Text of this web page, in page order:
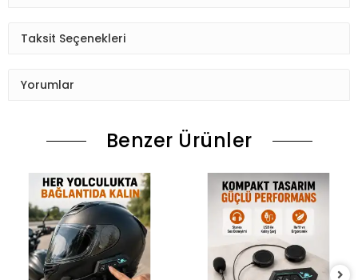
Taksit Seçenekleri
Yorumlar
Benzer Ürünler